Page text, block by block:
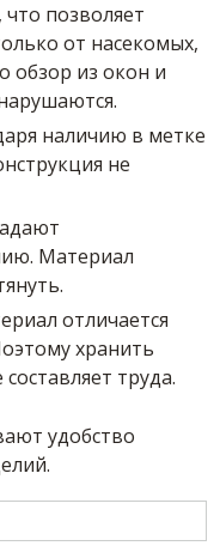
позволяет
от насекомых,
обзор из окон и
наличию в метке
не
Материал
отличается
хранить
труда.
удобство